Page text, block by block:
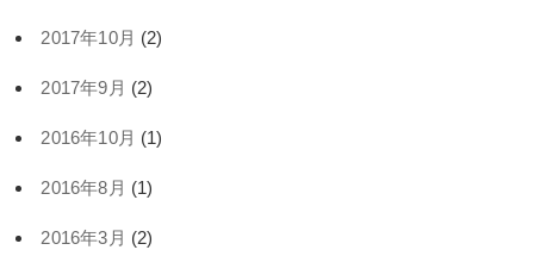
2017年10月 (2)
2017年9月 (2)
2016年10月 (1)
2016年8月 (1)
2016年3月 (2)